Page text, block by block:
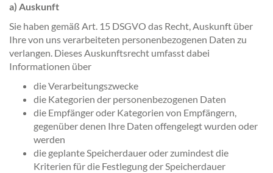
a) Auskunft
Sie haben gemäß Art. 15 DSGVO das Recht, Auskunft über
Ihre von uns verarbeiteten personenbezogenen Daten zu
verlangen. Dieses Auskunftsrecht umfasst dabei
Informationen über
die Verarbeitungszwecke
die Kategorien der personenbezogenen Daten
die Empfänger oder Kategorien von Empfängern,
gegenüber denen Ihre Daten offengelegt wurden oder
werden
die geplante Speicherdauer oder zumindest die
Kriterien für die Festlegung der Speicherdauer